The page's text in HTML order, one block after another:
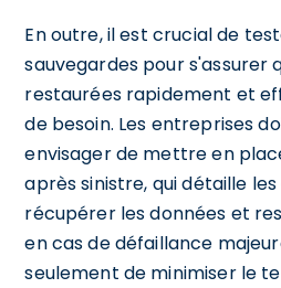
En outre, il est crucial de
sauvegardes pour s'assurer
restaurées rapidement et
de besoin. Les entreprises
envisager de mettre en
après sinistre, qui détaille
récupérer les données et
en cas de défaillance
seulement de minimiser le